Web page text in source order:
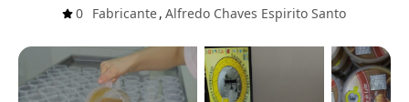
0 Fabricante, Alfredo Chaves Espirito Santo